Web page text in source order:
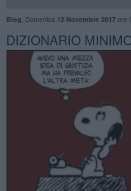
Blog Domenica 12 Novembre 2017ore
DIZIONARIO